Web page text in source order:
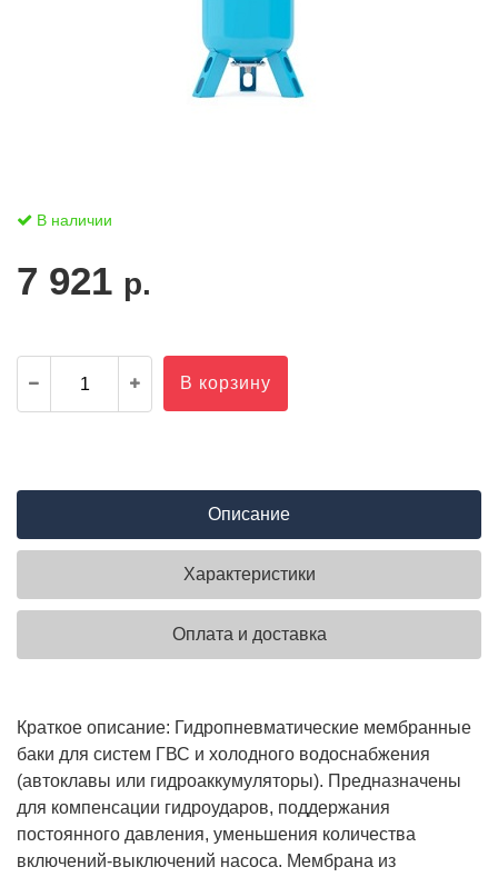
В наличии
7 921 р.
В корзину
Описание
Характеристики
Оплата и доставка
Краткое описание: Гидропневматические мембранные
баки для систем ГВС и холодного водоснабжения
(автоклавы или гидроаккумуляторы). Предназначены
для компенсации гидроударов, поддержания
постоянного давления, уменьшения количества
включений-выключений насоса. Мембрана из